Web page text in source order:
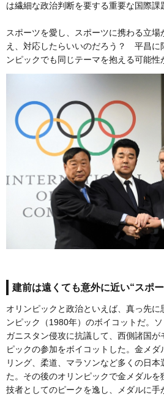
は繊細な政治判断を要する重要な国際課
スポーツを愛し、スポーツに携わる立場
え、対応したらいいのだろう？ 平昌に
ンピックでも同じテーマを抱える可能性
建前は遠くても意外に近い“スポ
オリンピックと政治といえば、真っ先に
ンピック（1980年）のボイコットだ。
ガニスタン侵攻に抗議して、西側諸国
ピックの参加をボイコットした。金メダ
リング、柔道、マラソンなど多くの日
た。その後のオリンピックで金メダル
技者としてのピークを逸し、メダルに手